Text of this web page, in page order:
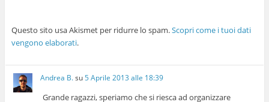
Questo sito usa Akismet per ridurre lo spam.Scopri come i tuoi dati
vengono elaborati.
Andrea B.su5 Aprile 2013 alle 18:39
Grande ragazzi, speriamo che si riesca ad organizzare